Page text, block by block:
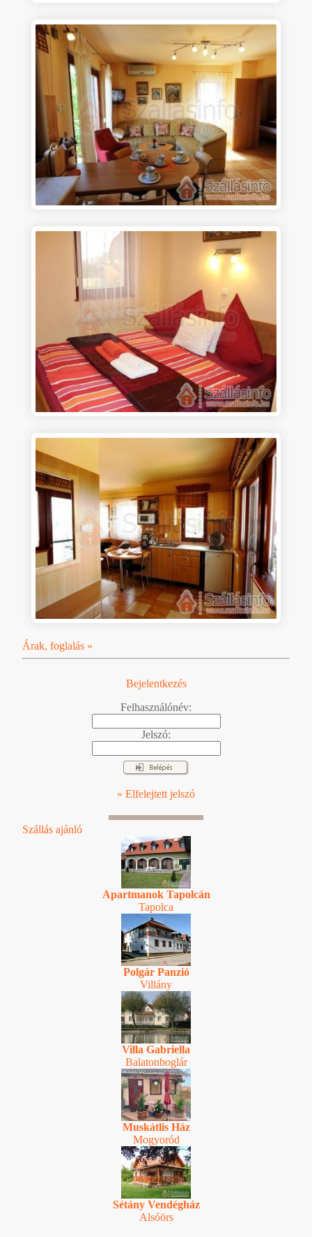
Árak, foglalás »
Bejelentkezés
Felhasználónév:
Jelszó:
» Elfelejtett jelszó
Szállás ajánló
Apartmanok Tapolcán
Tapolca
Polgár Panzió
Villány
Villa Gabriella
Balatonboglár
Muskátlis Ház
Mogyoród
Sétány Vendégház
Alsóörs